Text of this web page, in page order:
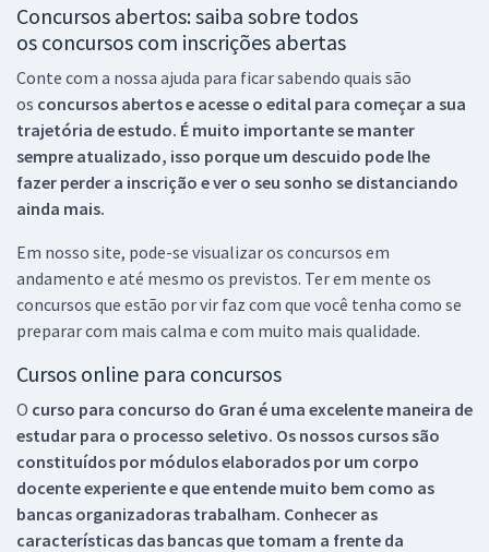
Concursos abertos: saiba sobre todos
os concursos com inscrições abertas
Conte com a nossa ajuda para ficar sabendo quais são
os concursos abertos e acesse o edital para começar a sua
trajetória de estudo. É muito importante se manter
sempre atualizado, isso porque um descuido pode lhe
fazer perder a inscrição e ver o seu sonho se distanciando
ainda mais.
Em nosso site, pode-se visualizar os concursos em
andamento e até mesmo os previstos. Ter em mente os
concursos que estão por vir faz com que você tenha como se
preparar com mais calma e com muito mais qualidade.
Cursos online para concursos
O curso para concurso do Gran é uma excelente maneira de
estudar para o processo seletivo. Os nossos cursos são
constituídos por módulos elaborados por um corpo
docente experiente e que entende muito bem como as
bancas organizadoras trabalham. Conhecer as
características das bancas que tomam a frente da